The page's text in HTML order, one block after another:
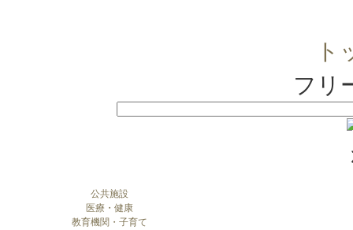
ト
フリ
公共施設
医療・健康
教育機関・子育て